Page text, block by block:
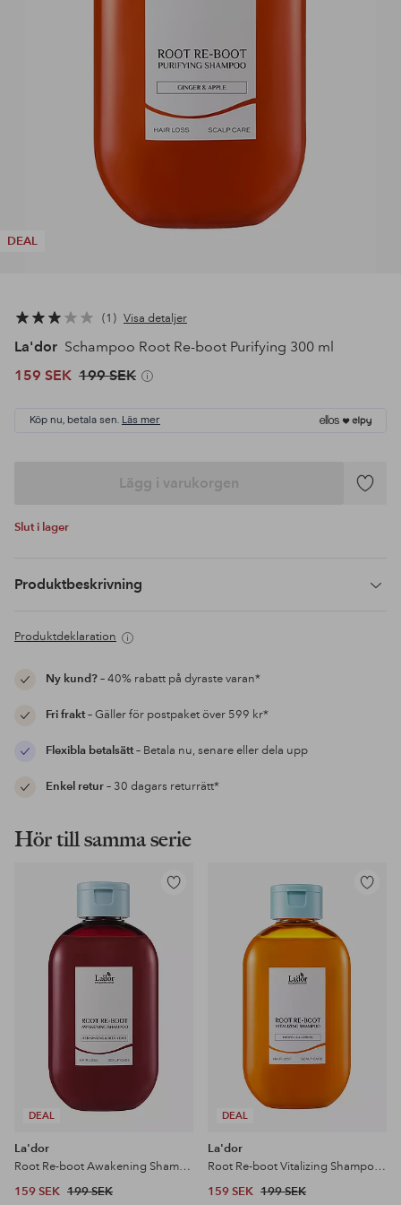
DEAL
1 Visa detaljer
La'dor Schampoo Root Re-boot Purifying 300 ml
159 SEK 199 SEK
Köp nu, betala sen. Läs mer
Lägg i varukorgen
Lägg
Slut i lager
Produktbeskrivning
Produktdeklaration
Ny kund?– 40% rabatt på dyraste varan*
Fri frakt– Gäller för postpaket över 599 kr*
Flexibla betalsätt– Betala nu, senare eller dela upp
Enkel retur– 30 dagars returrätt*
Hör till samma serie
DEAL
Lägg
La'dor
Root Re-boot Awakening Shampoo 300 ml
159 SEK 199 SEK
DEAL
Lägg
La'dor
Root Re-boot Vitalizing Shampoo 300 ml
159 SEK 199 SEK